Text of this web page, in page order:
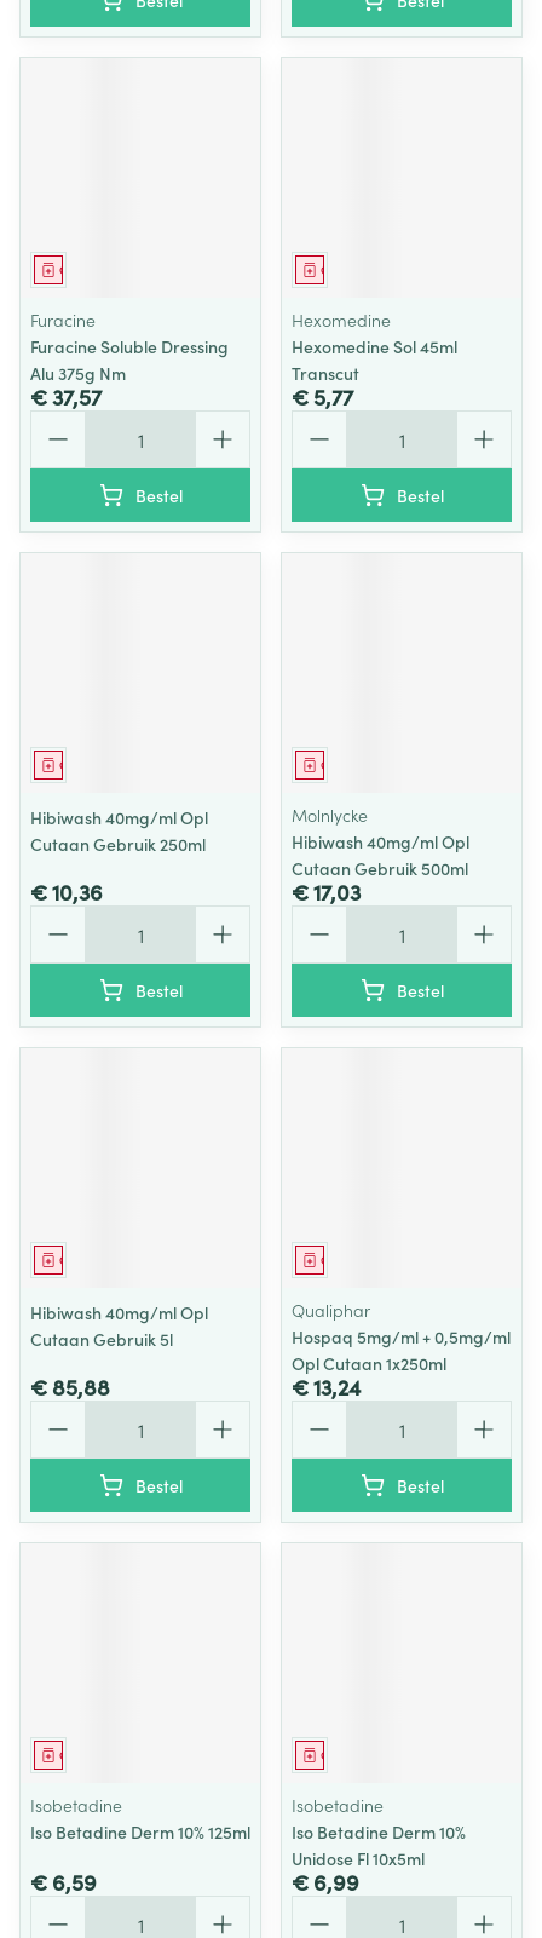
Geneesmiddel
Furacine
Furacine Soluble Dressing
Alu 375g Nm
€ 37,57
Bestel
Geneesmiddel
Hexomedine
Hexomedine Sol 45ml
Transcut
€ 5,77
Bestel
Geneesmiddel
Hibiwash 40mg/ml Opl
Cutaan Gebruik 250ml
€ 10,36
Bestel
Geneesmiddel
Molnlycke
Hibiwash 40mg/ml Opl
Cutaan Gebruik 500ml
€ 17,03
Bestel
Geneesmiddel
Hibiwash 40mg/ml Opl
Cutaan Gebruik 5l
€ 85,88
Bestel
Geneesmiddel
Qualiphar
Hospaq 5mg/ml + 0,5mg/ml
Opl Cutaan 1x250ml
€ 13,24
Bestel
Geneesmiddel
Isobetadine
Iso Betadine Derm 10% 125ml
€ 6,59
Geneesmiddel
Isobetadine
Iso Betadine Derm 10%
Unidose Fl 10x5ml
€ 6,99